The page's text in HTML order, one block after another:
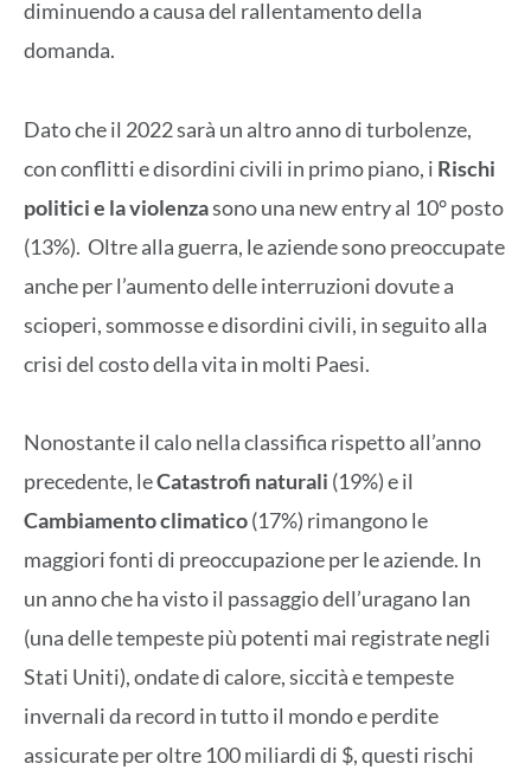
diminuendo a causa del rallentamento della
domanda.
Dato che il 2022 sarà un altro anno di turbolenze,
con conflitti e disordini civili in primo piano, i Rischi
politici e la violenzasono una new entry al 10° posto
(13%). Oltre alla guerra, le aziende sono preoccupate
anche per l’aumento delle interruzioni dovute a
scioperi, sommosse e disordini civili, in seguito alla
crisi del costo della vita in molti Paesi.
Nonostante il calo nella classifica rispetto all’anno
precedente, leCatastrofi naturali (19%) e il
Cambiamento climatico(17%) rimangono le
maggiori fonti di preoccupazione per le aziende. In
un anno che ha visto il passaggio dell’uragano Ian
(una delle tempeste più potenti mai registrate negli
Stati Uniti), ondate di calore, siccità e tempeste
invernali da record in tutto il mondo e perdite
assicurate per oltre 100 miliardi di $, questi rischi